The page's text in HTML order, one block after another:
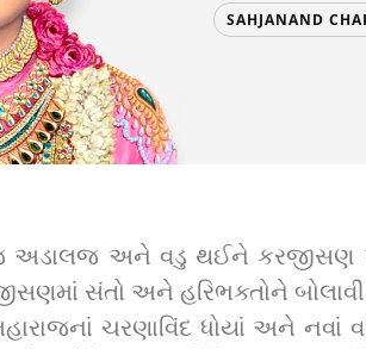
SAHJANAND
અડાલજ અને વડુ થઈને કરજીસણ
સંતો અને હરિભક્તોને
ચરણાવિંદ ધોયાં અને નવાં